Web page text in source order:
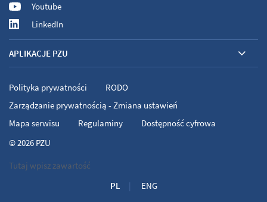
Youtube
LinkedIn
APLIKACJE PZU
PL ENG
Polityka prywatności
RODO
Zarządzanie prywatnością - Zmiana ustawień
Mapa serwisu
Regulaminy
Dostępność cyfrowa
© 2026 PZU
Tutaj wpisz zawartość